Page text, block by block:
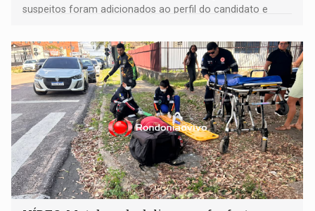
suspeitos foram adicionados ao perfil do candidato e
remover as contas